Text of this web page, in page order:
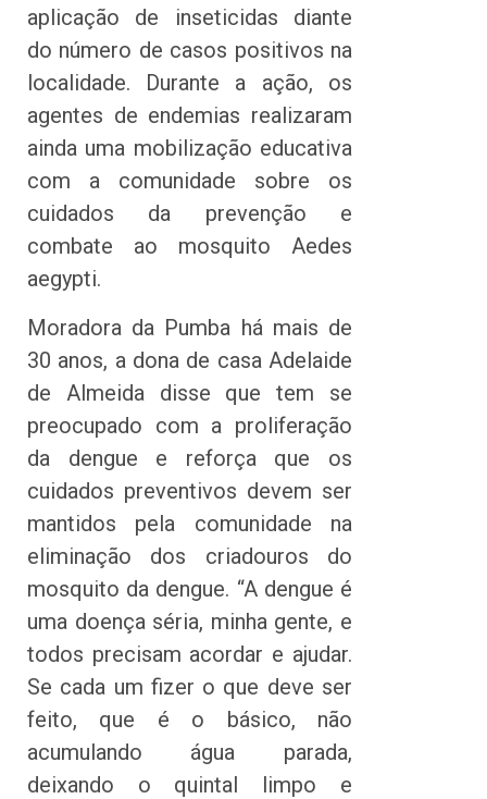
aplicação de inseticidas diante
do número de casos positivos na
localidade. Durante a ação, os
agentes de endemias realizaram
ainda uma mobilização educativa
com a comunidade sobre os
cuidados da prevenção e
combate ao mosquito Aedes
aegypti.
Moradora da Pumba há mais de
30 anos, a dona de casa Adelaide
de Almeida disse que tem se
preocupado com a proliferação
da dengue e reforça que os
cuidados preventivos devem ser
mantidos pela comunidade na
eliminação dos criadouros do
mosquito da dengue. “A dengue é
uma doença séria, minha gente, e
todos precisam acordar e ajudar.
Se cada um fizer o que deve ser
feito, que é o básico, não
acumulando água parada,
deixando o quintal limpo e